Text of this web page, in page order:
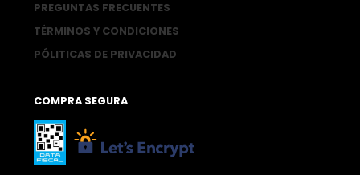
PREGUNTAS FRECUENTES
TÉRMINOS Y CONDICIONES
PÓLITICAS DE PRIVACIDAD
COMPRA SEGURA